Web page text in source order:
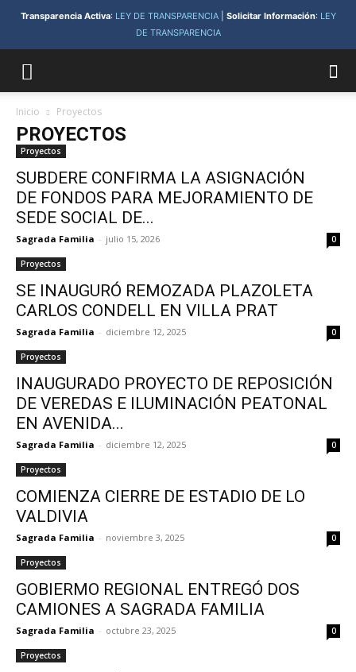
Transparencia Activa: LEY DE TRANSPARENCIA| Solicitar Información: LEY
DE TRANSPARENCIA
Inicio Proyectos
PROYECTOS
Proyectos
SUBDERE CONFIRMA LA ASIGNACIÓN
DE FONDOS PARA MEJORAMIENTO DE
SEDE SOCIAL DE...
Sagrada Familia - julio 15, 2026 0
Proyectos
SE INAUGURÓ REMOZADA PLAZOLETA
CARLOS CONDELL EN VILLA PRAT
Sagrada Familia - diciembre 12, 2025 0
Proyectos
INAUGURADO PROYECTO DE REPOSICIÓN
DE VEREDAS E ILUMINACIÓN PEATONAL
EN AVENIDA...
Sagrada Familia - diciembre 12, 2025 0
Proyectos
COMIENZA CIERRE DE ESTADIO DE LO
VALDIVIA
Sagrada Familia - noviembre 3, 2025 0
Proyectos
GOBIERMO REGIONAL ENTREGÓ DOS
CAMIONES A SAGRADA FAMILIA
Sagrada Familia - octubre 23, 2025 0
Proyectos